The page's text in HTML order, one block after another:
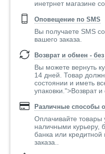
инетрнет магазине
Оповещение по SMS
Вы получаете SMS
вашего заказа.
Возврат и обмен -
Вы можете вернуть
14 дней. Товар
состоянии и иметь
упаковки.">Возврат
Различные способы
Оплачивайте
наличными курьеру,
банка или
заказа..